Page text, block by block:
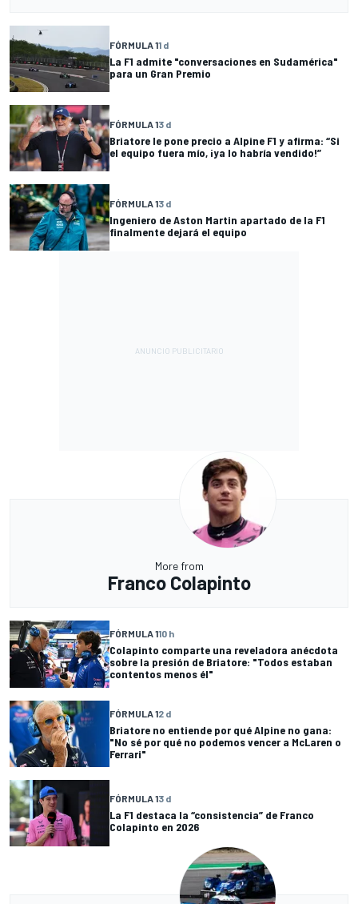
FÓRMULA 11 d
La F1 admite "conversaciones en Sudamérica"
para un Gran Premio
FÓRMULA 13 d
Briatore le pone precio a Alpine F1 y afirma: “Si
el equipo fuera mío, ¡ya lo habría vendido!”
FÓRMULA 13 d
Ingeniero de Aston Martin apartado de la F1
finalmente dejará el equipo
More from
Franco Colapinto
FÓRMULA 110 h
Colapinto comparte una reveladora anécdota
sobre la presión de Briatore: "Todos estaban
contentos menos él"
FÓRMULA 12 d
Briatore no entiende por qué Alpine no gana:
"No sé por qué no podemos vencer a McLaren o
Ferrari"
FÓRMULA 13 d
La F1 destaca la “consistencia” de Franco
Colapinto en 2026